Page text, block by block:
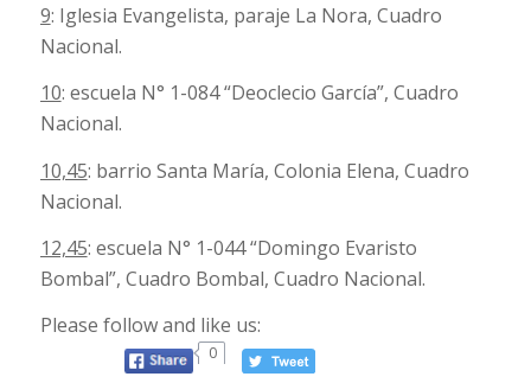
9: Iglesia Evangelista, paraje La Nora, Cuadro
Nacional.
10: escuela N° 1-084 “Deoclecio García”, Cuadro
Nacional.
10,45: barrio Santa María, Colonia Elena, Cuadro
Nacional.
12,45: escuela N° 1-044 “Domingo Evaristo
Bombal”, Cuadro Bombal, Cuadro Nacional.
Please follow and like us:
0